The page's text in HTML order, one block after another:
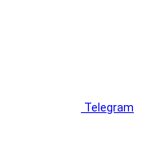
Telegram